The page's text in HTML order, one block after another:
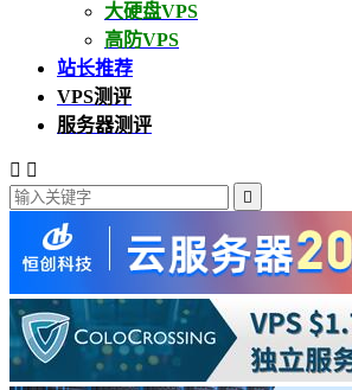
大硬盘VPS
高防VPS
站长推荐
VPS测评
服务器测评
 
